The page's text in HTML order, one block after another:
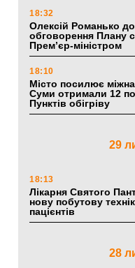
18:32
Олексій Романько
обговорення Плану
Прем’єр-міністром
18:10
Місто посилює
Суми отримали 12
Пунктів обігріву
29
18:13
Лікарня Святого
нову побутову
пацієнтів
28